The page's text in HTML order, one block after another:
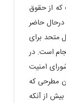
از حقوق
بین الملل و اصول منشور فراتر رفته است. درحال ‎حاضر
متحد برای
است. در
امنیت
مطرحی که
در پی اصلاح ساختار شورای امنیت هستند، بیش‎ از آنکه